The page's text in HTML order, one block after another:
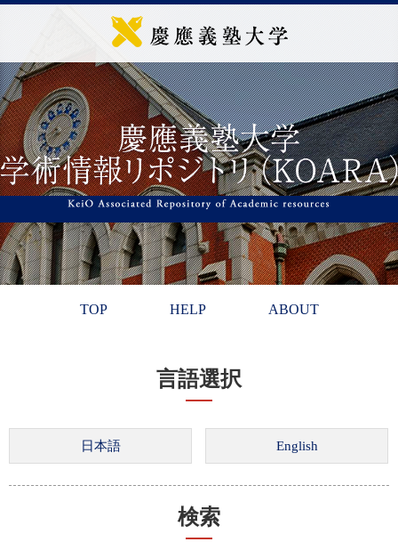
TOP HELP ABOUT
言語選択
検索